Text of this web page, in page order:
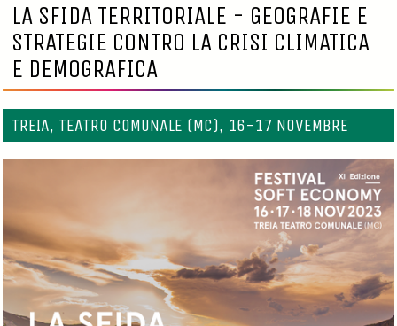
LA SFIDA TERRITORIALE - GEOGRAFIE E
STRATEGIE CONTRO LA CRISI CLIMATICA
E DEMOGRAFICA
TREIA, TEATRO COMUNALE (MC), 16-17 NOVEMBRE